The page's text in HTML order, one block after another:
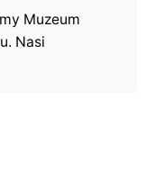
Muzeum
Nasi